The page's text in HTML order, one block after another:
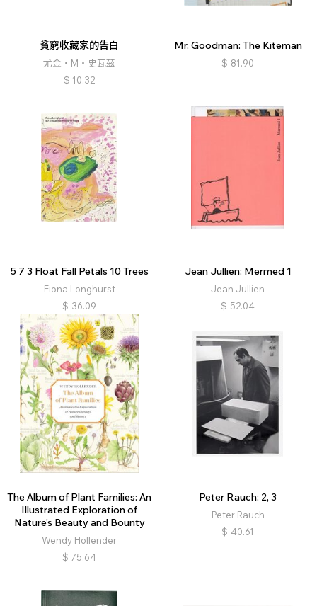
貧窮收藏家的告白
尤金・M・史瓦茲
$ 10.32
Mr. Goodman: The Kiteman
$ 81.90
5 7 3 Float Fall Petals 10 Trees
Fiona Longhurst
$ 36.09
Jean Jullien: Mermed 1
Jean Jullien
$ 52.04
The Album of Plant Families: An
Illustrated Exploration of
Nature's Beauty and Bounty
Wendy Hollender
$ 75.64
Peter Rauch: 2, 3
Peter Rauch
$ 40.61